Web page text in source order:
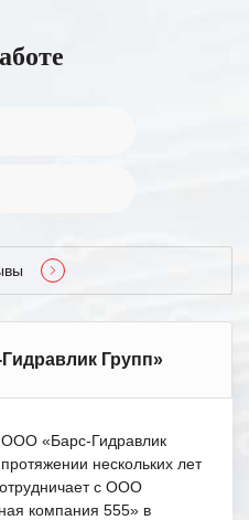
Групп»
«Барс-Гидравлик
нескольких лет
с ООО
компания 555» в